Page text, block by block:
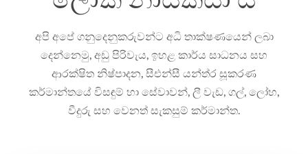
අපි අපේ ගනුදෙනුකරුවන්ට අධි තාක්ෂණයෙන් ලබා
දෙන්නෙමු, අඩු පිරිවැය, ඉහළ කාර්ය සාධනය සහ
ආරක්ෂිත නිෂ්පාදන, සීඑන්සී යන්ත්ර සූකරණ
කර්මාන්තයේ විසඳුම් හා සේවාවන්, ලී වැඩ, ගල්, ලෝහ,
වීදුරු සහ වෙනත් සැකසුම් කර්මාන්ත.